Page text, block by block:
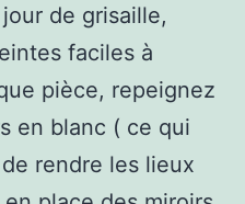
de grisaille,
faciles à
pièce, repeignez
en blanc ( ce qui
rendre les lieux